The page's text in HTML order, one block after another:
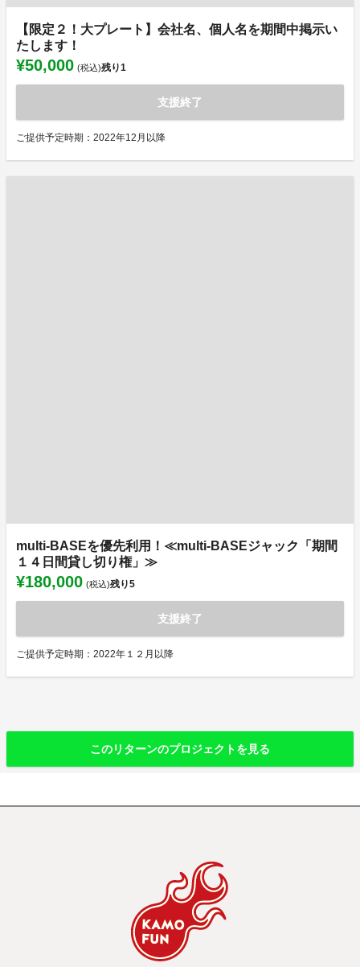
【限定２！大プレート】会社名、個人名を期間中掲示い
たします！
¥50,000 (税込)残り1
支援終了
ご提供予定時期：2022年12月以降
multi-BASEを優先利用！≪multi-BASEジャック「期間
１４日間貸し切り権」≫
¥180,000 (税込)残り5
支援終了
ご提供予定時期：2022年１２月以降
このリターンのプロジェクトを見る